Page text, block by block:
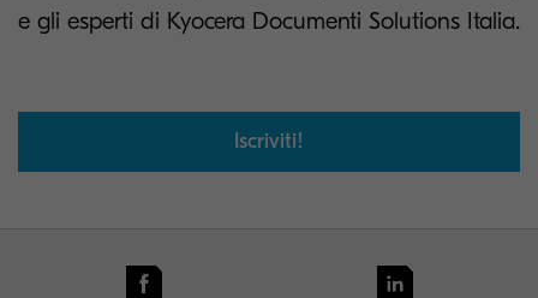
e gli esperti di Kyocera Documenti Solutions Italia.
Iscriviti!